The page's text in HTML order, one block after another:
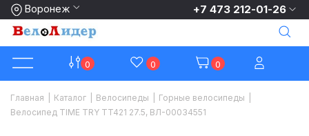
Воронеж +7 473 212-01-26
0 0 0
Главная Каталог Велосипеды Горные велосипеды
Велосипед TIME TRY TT421 27.5, ВЛ-00034551